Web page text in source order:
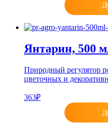
Янтарин, 500
Природный регулятор
цветочных и
363₽